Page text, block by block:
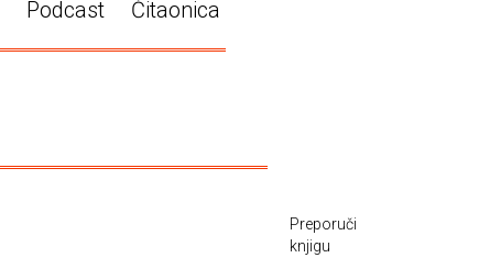
Podcast Čitaonica
Preporuči
knjigu